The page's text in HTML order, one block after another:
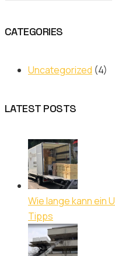
CATEGORIES
Uncategorized (4)
LATEST POSTS
Wie lange kann ein
Tipps